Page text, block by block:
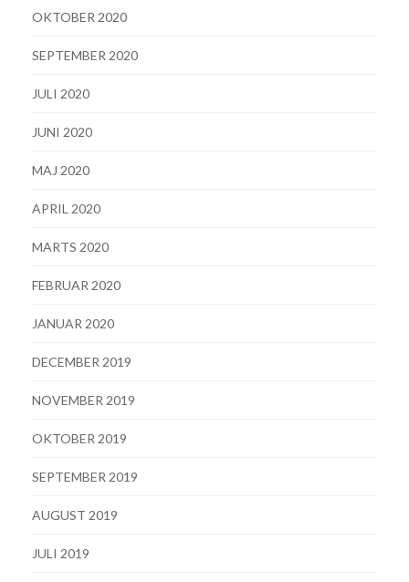
OKTOBER 2020
SEPTEMBER 2020
JULI 2020
JUNI 2020
MAJ 2020
APRIL 2020
MARTS 2020
FEBRUAR 2020
JANUAR 2020
DECEMBER 2019
NOVEMBER 2019
OKTOBER 2019
SEPTEMBER 2019
AUGUST 2019
JULI 2019